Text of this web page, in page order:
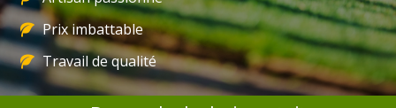
Prix imbattable
Travail de qualité